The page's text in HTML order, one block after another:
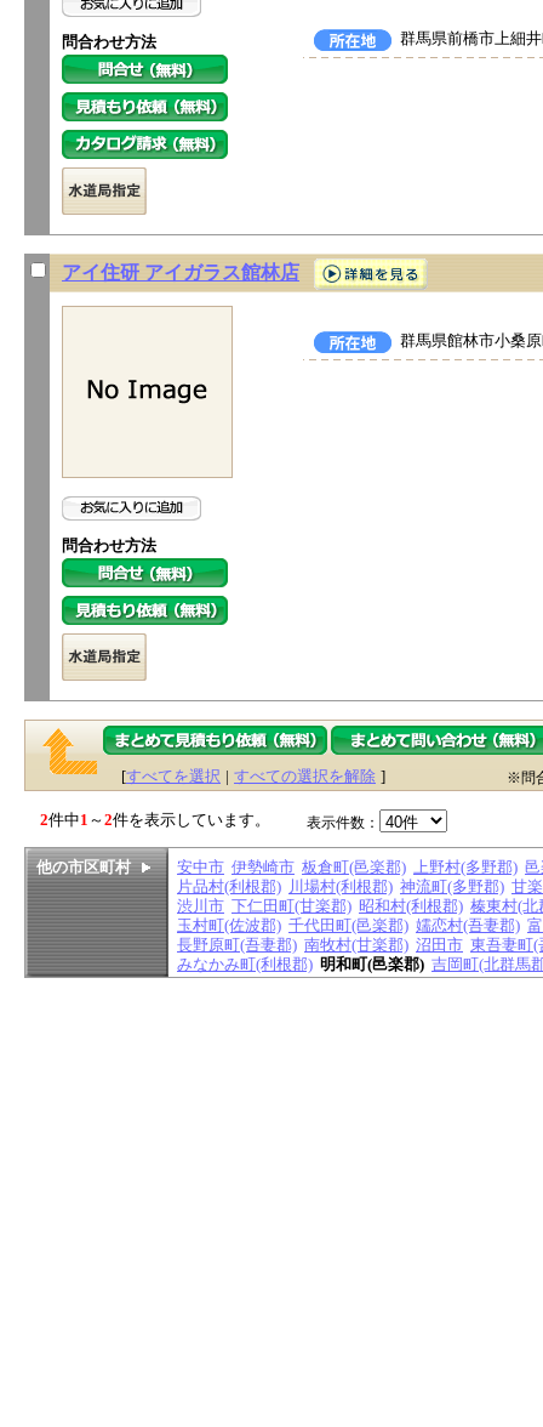
問合わせ方法 群馬県前橋市上細
アイ住研 アイガラス館林店
問合わせ方法
群馬県館林市小桑
[すべてを選択 | すべての選択を解除 ] ※問
2件中1 ～2件を表示しています。 表示件数：
他の市区町村 安中市 伊勢崎市 板倉町(邑楽郡) 上野村(多野郡)
片品村(利根郡) 川場村(利根郡) 神流町(多野郡) 甘
渋川市 下仁田町(甘楽郡) 昭和村(利根郡) 榛東村(北
玉村町(佐波郡) 千代田町(邑楽郡) 嬬恋村(吾妻郡)
長野原町(吾妻郡) 南牧村(甘楽郡) 沼田市 東吾妻町(
みなかみ町(利根郡) 明和町(邑楽郡) 吉岡町(北群馬